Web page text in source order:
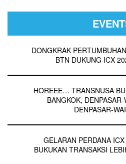
DONGKRAK
BTN DUKUNG ICX
HOREEE… TRANSNUSA
BANGKOK,
DENPASAR-
GELARAN PERDANA
BUKUKAN TRANSAKSI